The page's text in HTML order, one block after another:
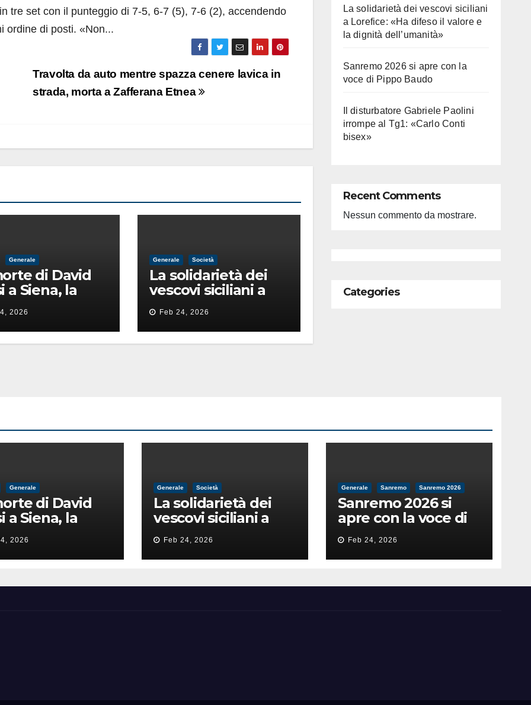
tre set con il punteggio di 7-5, 6-7 (5), 7-6 (2), accendendo
ordine di posti. «Non...
Travolta da auto mentre spazza cenere lavica in
strada, morta a Zafferana Etnea
Generale
di David
a Siena, la
lancia la
di
male
2026
Generale Società
La solidarietà dei
vescovi siciliani a
Lorefice: «Ha difeso
il valore e la dignità
dell’umanità»
Feb 24, 2026
La solidarietà dei vescovi siciliani
a Lorefice: «Ha difeso il valore e
la dignità dell’umanità»
Sanremo 2026 si apre con la
voce di Pippo Baudo
Il disturbatore Gabriele Paolini
irrompe al Tg1: «Carlo Conti
bisex»
Recent Comments
Nessun commento da mostrare.
Categories
Generale
di David
a Siena, la
lancia la
di
2026
Generale Società
La solidarietà dei
vescovi siciliani a
Lorefice: «Ha difeso
il valore e la dignità
dell’umanità»
Feb 24, 2026
Generale Sanremo Sanremo 2026
Sanremo 2026 si
apre con la voce di
Pippo Baudo
Feb 24, 2026